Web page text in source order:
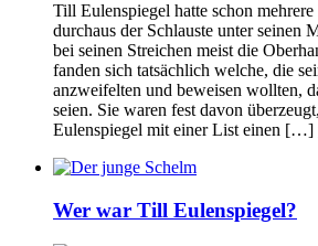
Till Eulenspiegel hatte schon
durchaus der Schlauste unter seinen
bei seinen Streichen meist die
fanden sich tatsächlich welche, die
anzweifelten und beweisen wollten,
seien. Sie waren fest davon
Eulenspiegel mit einer List einen […]
Wer war Till Eulenspiegel?